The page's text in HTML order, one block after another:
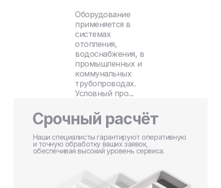
Оборудование
применяется в
системах
отопления,
водоснабжения, в
промышленных и
коммунальных
трубопроводах.
Условный про...
Срочный расчёт
Наши специалисты гарантируют оперативную
и точную обработку ваших заявок,
обеспечивая высокий уровень сервиса.